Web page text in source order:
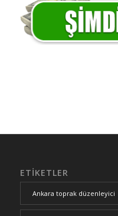
ETIKETLER
Ankara toprak düzenleyici